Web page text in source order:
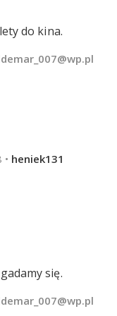
do kina.
• heniek131
się.